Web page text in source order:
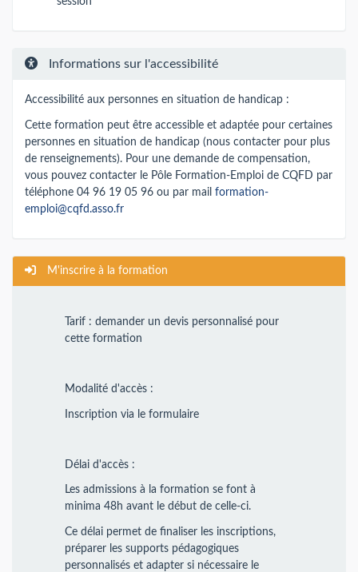
Informations sur l'accessibilité
Accessibilité aux personnes en situation de handicap :
Cette formation peut être accessible et adaptée pour certaines
personnes en situation de handicap (nous contacter pour plus
de renseignements). Pour une demande de compensation,
vous pouvez contacter le Pôle Formation-Emploi de CQFD par
téléphone 04 96 19 05 96 ou par mail formation-
emploi@cqfd.asso.fr
M'inscrire à la formation
Tarif : demander un devis personnalisé pour
cette formation
Modalité d'accès :
Inscription via le formulaire
Délai d'accès :
Les admissions à la formation se font à
minima 48h avant le début de celle-ci.
Ce délai permet de finaliser les inscriptions,
préparer les supports pédagogiques
personnalisés et adapter si nécessaire le